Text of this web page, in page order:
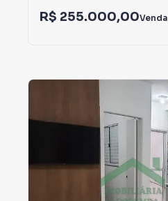
R$ 255.000,00Venda